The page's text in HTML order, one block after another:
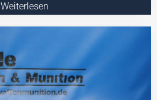
Weiterlesen